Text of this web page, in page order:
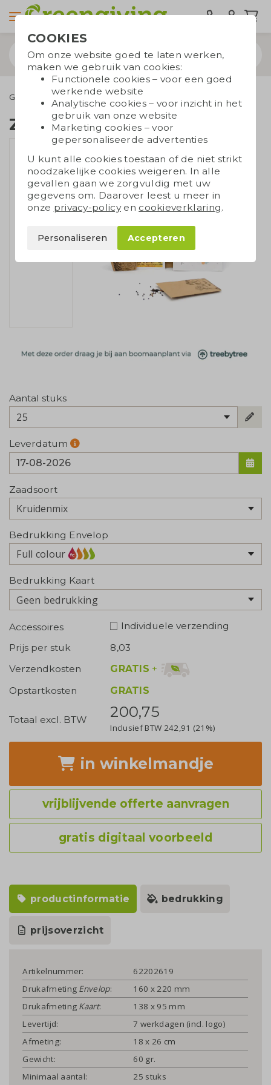
Groene relatiegeschenken Groei en bloei
Zadenpakket
Aantal stuks
25
Leverdatum
Zaadsoort
Bedrukking Envelop
Full colour
Bedrukking Kaart
Geen bedrukking
Accessoires
Individuele verzending
Prijs per stuk
8,03
Verzendkosten
GRATIS +
Opstartkosten
GRATIS
Totaal excl. BTW 200,75
Inclusief BTW 242,91 (21%)
in winkelmandje
vrijblijvende offerte aanvragen
gratis digitaal voorbeeld
productinformatie bedrukking
prijsoverzicht
Artikelnummer:
62202619
Drukafmeting Envelop:
160 x 220 mm
Drukafmeting Kaart:
138 x 95 mm
Levertijd:
7 werkdagen (incl. logo)
Afmeting:
18 x 26 cm
Gewicht:
60 gr.
Minimaal aantal:
25 stuks
COOKIES
Om onze website goed te laten werken,
maken we gebruik van cookies:
Functionele cookies – voor een goed
werkende website
Analytische cookies – voor inzicht in het
gebruik van onze website
Marketing cookies – voor
gepersonaliseerde advertenties
U kunt alle cookies toestaan of de niet strikt
noodzakelijke cookies weigeren. In alle
gevallen gaan we zorgvuldig met uw
gegevens om. Daarover leest u meer in
onze privacy-policyen cookieverklaring.
Personaliseren Accepteren